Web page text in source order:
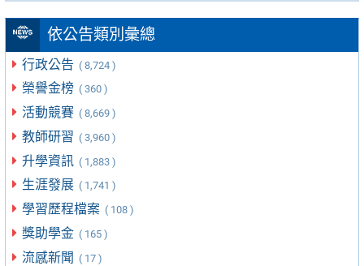
依公告類別彙總
行政公告 ( 8,724 )
榮譽金榜 ( 360 )
活動競賽 ( 8,669 )
教師研習 ( 3,960 )
升學資訊 ( 1,883 )
生涯發展 ( 1,741 )
學習歷程檔案 ( 108 )
獎助學金 ( 165 )
流感新聞 ( 17 )